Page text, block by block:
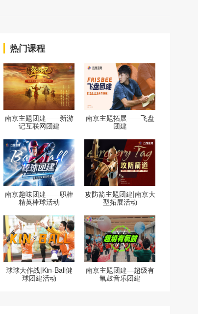
热门课程
南京主题团建——新游
记互联网团建
南京主题拓展——飞盘
团建
南京趣味团建——职棒
精英棒球活动
攻防箭主题团建|南京大
型拓展活动
球球大作战|Kin-Ball健
球团建活动
南京主题团建—超级有
氧鼓音乐团建